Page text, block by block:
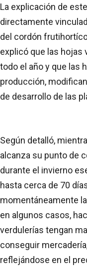
La explicación de
directamente
del cordón
explicó que las hojas
todo el año y que las
producción,
de desarrollo de las
Según detalló,
alcanza su punto de
durante el invierno
hasta cerca de 70
momentáneamente
en algunos casos,
verdulerías tengan
conseguir
reflejándose en el